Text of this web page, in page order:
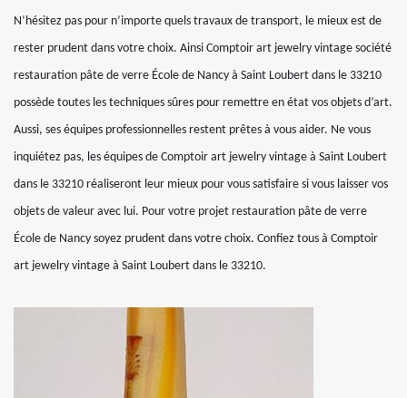
N’hésitez pas pour n’importe quels travaux de transport, le mieux est de
rester prudent dans votre choix. Ainsi Comptoir art jewelry vintage société
restauration pâte de verre École de Nancy à Saint Loubert dans le 33210
possède toutes les techniques sûres pour remettre en état vos objets d’art.
Aussi, ses équipes professionnelles restent prêtes à vous aider. Ne vous
inquiétez pas, les équipes de Comptoir art jewelry vintage à Saint Loubert
dans le 33210 réaliseront leur mieux pour vous satisfaire si vous laisser vos
objets de valeur avec lui. Pour votre projet restauration pâte de verre
École de Nancy soyez prudent dans votre choix. Confiez tous à Comptoir
art jewelry vintage à Saint Loubert dans le 33210.